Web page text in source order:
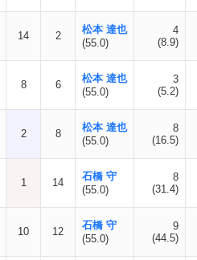
14 2
松本 達也
(55.0)
4
(8.9)
8 6
松本 達也
(55.0)
3
(5.2)
2 8
松本 達也
(55.0)
8
(16.5)
1 14
石橋 守
(55.0)
8
(31.4)
10 12
石橋 守
(55.0)
9
(44.5)